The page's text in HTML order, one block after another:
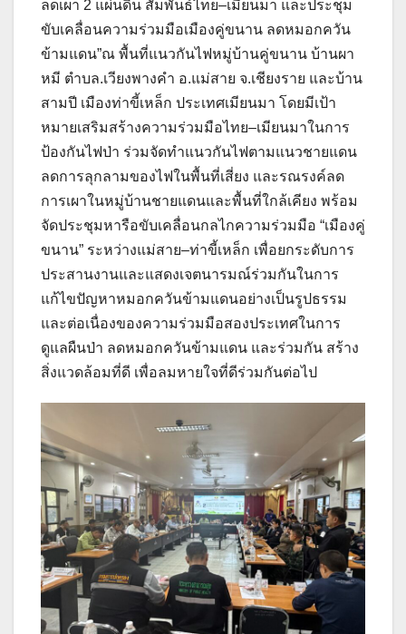
ลดเผา 2 แผ่นดิน สัมพันธ์ไทย–เมียนมา และประชุม
ขับเคลื่อนความร่วมมือเมืองคู่ขนาน ลดหมอกควัน
ข้ามแดน”ณ พื้นที่แนวกันไฟหมู่บ้านคู่ขนาน บ้านผา
หมี ตำบล.เวียงพางคำ อ.แม่สาย จ.เชียงราย และบ้าน
สามปี เมืองท่าขี้เหล็ก ประเทศเมียนมา โดยมีเป้า
หมายเสริมสร้างความร่วมมือไทย–เมียนมาในการ
ป้องกันไฟป่า ร่วมจัดทำแนวกันไฟตามแนวชายแดน
ลดการลุกลามของไฟในพื้นที่เสี่ยง และรณรงค์ลด
การเผาในหมู่บ้านชายแดนและพื้นที่ใกล้เคียง พร้อม
จัดประชุมหารือขับเคลื่อนกลไกความร่วมมือ “เมืองคู่
ขนาน” ระหว่างแม่สาย–ท่าขี้เหล็ก เพื่อยกระดับการ
ประสานงานและแสดงเจตนารมณ์ร่วมกันในการ
แก้ไขปัญหาหมอกควันข้ามแดนอย่างเป็นรูปธรรม
และต่อเนื่องของความร่วมมือสองประเทศในการ
ดูแลผืนป่า ลดหมอกควันข้ามแดน และร่วมกัน สร้าง
สิ่งแวดล้อมที่ดี เพื่อลมหายใจที่ดีร่วมกันต่อไป